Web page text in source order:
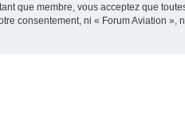
que membre, vous acceptez que
consentement, ni « Forum Aviation